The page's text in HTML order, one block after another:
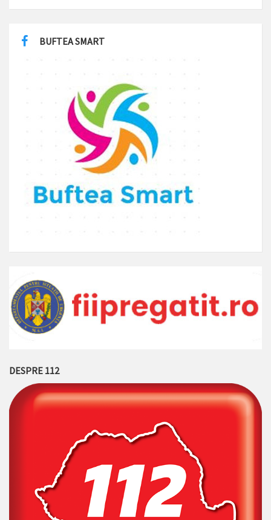
BUFTEA SMART
DESPRE 112